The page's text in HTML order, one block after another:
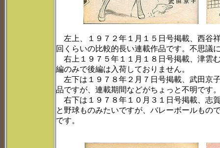
左上、１９７２年１月１５日号掲載、西谷
回くらいの比較的長い連載作品です。不思議
右上１９７５年１１月１８日号掲載、津雲
編のみで後編は入荷しておりません。
左下は１９７８年２月７日号掲載、武田京
品ですが、連載期間などがちょっと不明です
右下は１９７８年１０月３１日号掲載、志
と野球ものみたいですが、バレーボールもの
です。